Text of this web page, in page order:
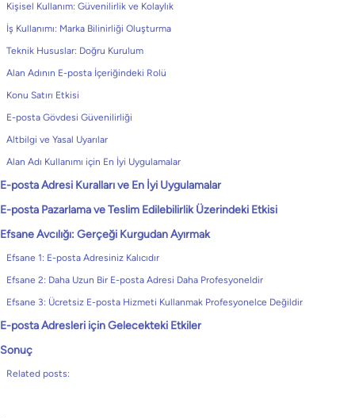
Kişisel Kullanım: Güvenilirlik ve Kolaylık
İş Kullanımı: Marka Bilinirliği Oluşturma
Teknik Hususlar: Doğru Kurulum
Alan Adının E-posta İçeriğindeki Rolü
Konu Satırı Etkisi
E-posta Gövdesi Güvenilirliği
Altbilgi ve Yasal Uyarılar
Alan Adı Kullanımı için En İyi Uygulamalar
E-posta Adresi Kuralları ve En İyi Uygulamalar
E-posta Pazarlama ve Teslim Edilebilirlik Üzerindeki Etkisi
Efsane Avcılığı: Gerçeği Kurgudan Ayırmak
Efsane 1: E-posta Adresiniz Kalıcıdır
Efsane 2: Daha Uzun Bir E-posta Adresi Daha Profesyoneldir
Efsane 3: Ücretsiz E-posta Hizmeti Kullanmak Profesyonelce Değildir
E-posta Adresleri için Gelecekteki Etkiler
Sonuç
Related posts: